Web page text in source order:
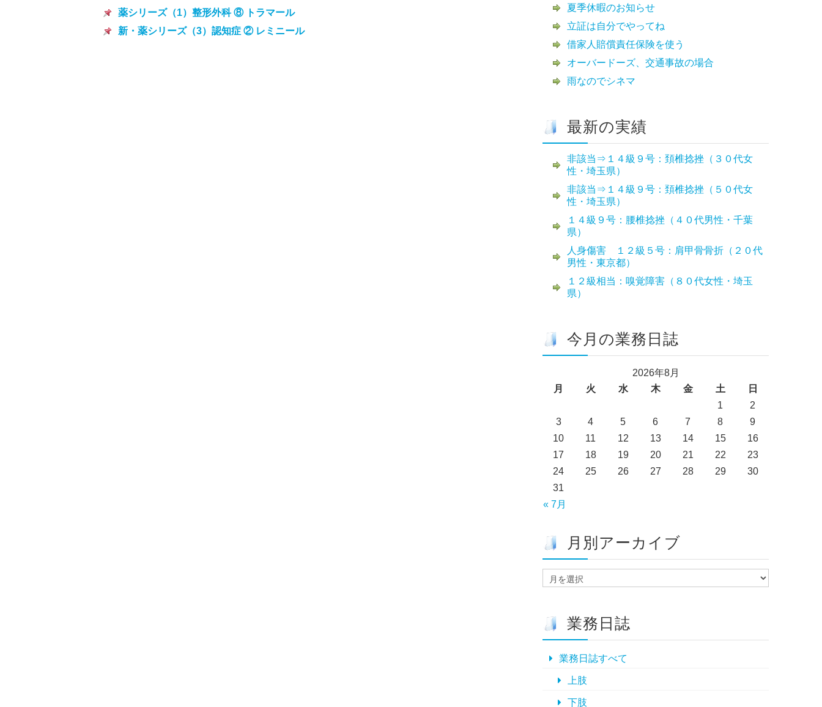
薬シリーズ（1）整形外科 ⑧ トラマール
新・薬シリーズ（3）認知症 ② レミニール
夏季休暇のお知らせ
立証は自分でやってね
借家人賠償責任保険を使う
オーバードーズ、交通事故の場合
雨なのでシネマ
最新の実績
非該当⇒１４級９号：頚椎捻挫（３０代女
性・埼玉県）
非該当⇒１４級９号：頚椎捻挫（５０代女
性・埼玉県）
１４級９号：腰椎捻挫（４０代男性・千葉
県）
人身傷害 １２級５号：肩甲骨骨折（２０代
男性・東京都）
１２級相当：嗅覚障害（８０代女性・埼玉
県）
今月の業務日誌
2026年8月
月
火 水 木 金 土 日
« 7月
1
2
3
4 5 6 7 8
9
10
11 12 13 14 15
16
17
18 19 20 21 22
23
24
25 26 27 28 29
30
31
月別アーカイブ
別
カ
業務日誌
業務日誌すべて
上肢
下肢